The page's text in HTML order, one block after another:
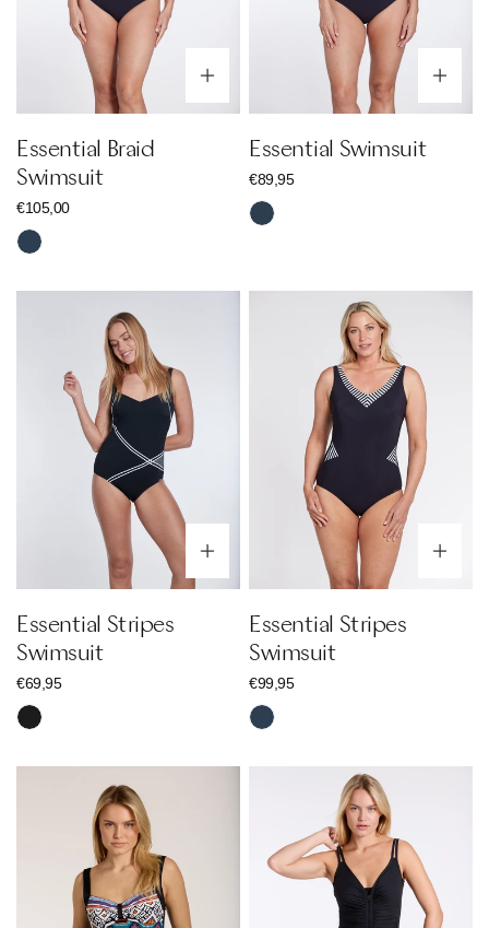
Optionen wählen
Essential Braid
Swimsuit
Regulärer
Preis
€105,00
Nachtblau
Essential Swimsuit
Regulärer
Preis
€89,95
Nachtblau
Optionen wählen
Essential Stripes
Swimsuit
Regulärer
Preis
€69,95
Schwarz
Essential Stripes
Swimsuit
Regulärer
Preis
€99,95
Nachtblau
Swimsuit